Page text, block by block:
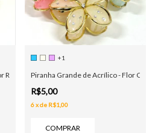
Rajada Cristais - 6 Cores
+1
Piranha Grande de Acrílico - Flor
R$5,00
6 xde R$1,00
COMPRAR